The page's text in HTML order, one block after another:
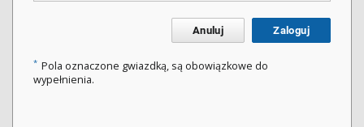
Anuluj Zaloguj
* Pola oznaczone gwiazdką, są obowiązkowe do
wypełnienia.